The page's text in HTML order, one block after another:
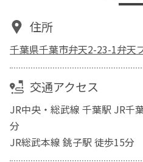
住所
千葉県千葉市弁天2-23-1弁天
交通アクセス
JR中央・総武線 千葉駅 JR千
分
JR総武本線 銚子駅 徒歩15分